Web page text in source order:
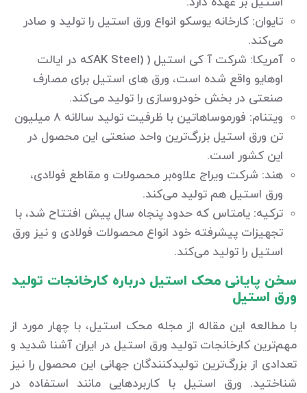
تایوان: کارخانه یوسکو انواع ورق استیل را تولید و صادر
می‌کند.
آمریکا: شرکت آ کی استیل ( (AK Steelکه در ایالت
اوهایو واقع شده است، ورق های استیل برای مصارف
صنعتی در بخش خودروسازی را تولید می‌کند.
ویتنام: فورموساهاتین‌ با ظرفیت تولید سالانه 8 میلیون
تن ورق استیل بزرگ‌ترین واحد صنعتی این محصول در
این کشور است.
هند: شرکت ویراج علاوه‌بر محصولات و مقاطع فولادی،
ورق استیل هم تولید می‌کند.
ترکیه: یامتاس‌ که حدود پنجاه سال پیش افتتاح شد، با
تجهیزات پیشرفته خود انواع محصولات فولادی و نیز ورق
استیل را تولید می‌کند.
سخن پایانی محک استیل درباره کارخانجات تولید
ورق استیل
با مطالعه این مقاله از مجله محک استیل، با چهار مورد از
مهم‌ترین کارخانجات تولید ورق استیل در ایران آشنا شدید و
تعدادی از بزرگ‌ترین تولیدکنندگان جهانی این محصول را نیز
شناختید. ورق استیل با کاربردهایی مانند استفاده در